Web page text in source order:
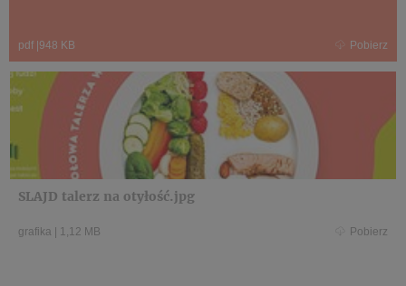
pdf 948 KB Pobierz
SLAJD talerz na otyłość.jpg
grafika 1,12 MB Pobierz